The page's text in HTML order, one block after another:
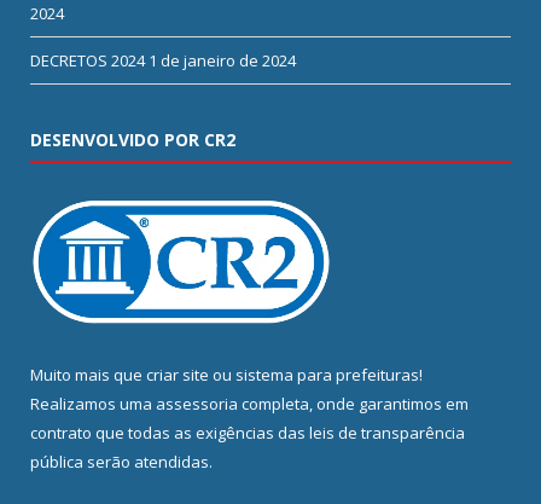
2024
DECRETOS 2024 1 de janeiro de 2024
DESENVOLVIDO POR CR2
Muito mais que criar site ou sistema para prefeituras!
Realizamos uma assessoria completa, onde garantimos em
contrato que todas as exigências das leis de transparência
pública serão atendidas.